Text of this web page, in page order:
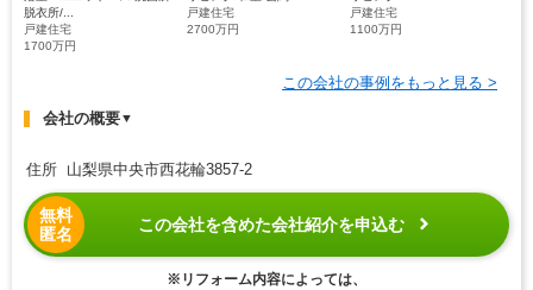
脱衣所/...
戸建住宅
1700万円
戸建住宅
2700万円
戸建住宅
1100万円
この会社の事例をもっと見る >
会社の概要▼
住所 山梨県中央市西花輪3857-2
無料
匿名
この会社を含めた会社紹介を申込む
※リフォーム内容によっては、